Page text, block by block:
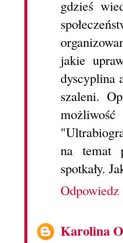
gdzieś
jakie
dyscyplina
szaleni.
na temat
spotkały.
Odpowiedz
Karolina